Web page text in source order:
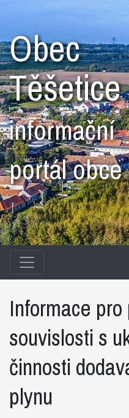
Obec
Těšetice
informační
portál obce
Informace
souvislosti s
činnosti
plynu